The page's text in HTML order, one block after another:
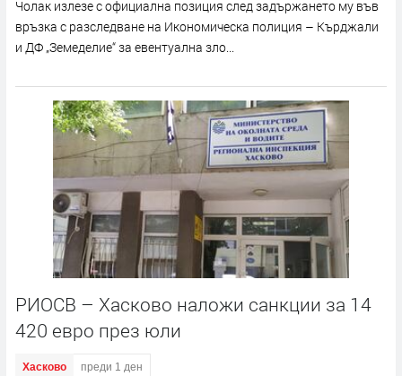
Чолак излезе с официална позиция след задържането му във
връзка с разследване на Икономическа полиция – Кърджали
и ДФ „Земеделие“ за евентуална зло...
РИОСВ – Хасково наложи санкции за 14
420 евро през юли
Хасково преди 1 ден